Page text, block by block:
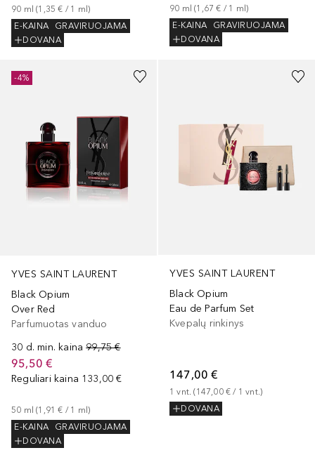
90 ml (1,35 € / 1 ml)
E-KAINA
GRAVIRUOJAMA
DOVANA
90 ml (1,67 € / 1 ml)
E-KAINA
GRAVIRUOJAMA
DOVANA
YVES SAINT LAURENT
Black Opium
Over Red
Parfumuotas vanduo
30 d. min. kaina 99,75 €
95,50 €
Reguliari kaina 133,00 €
50 ml (1,91 € / 1 ml)
E-KAINA
GRAVIRUOJAMA
DOVANA
-4%
YVES SAINT LAURENT
Black Opium
Eau de Parfum Set
Kvepalų rinkinys
147,00 €
1 vnt. (147,00 € / 1 vnt.)
DOVANA